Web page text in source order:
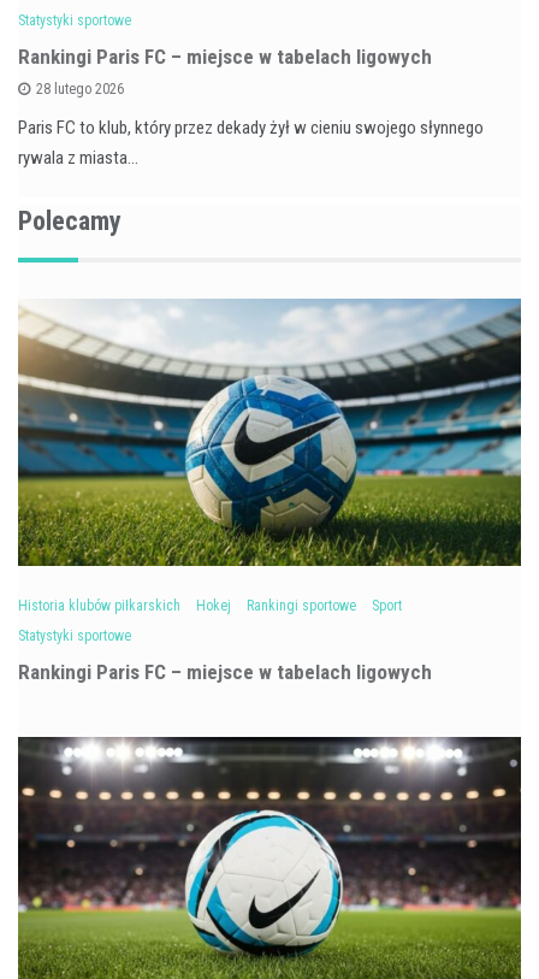
Statystyki sportowe
Rankingi Paris FC – miejsce w tabelach ligowych
28 lutego 2026
Paris FC to klub, który przez dekady żył w cieniu swojego słynnego
rywala z miasta…
Polecamy
Historia klubów piłkarskich Hokej Rankingi sportowe
Sport
Statystyki sportowe
Rankingi Paris FC – miejsce w tabelach ligowych